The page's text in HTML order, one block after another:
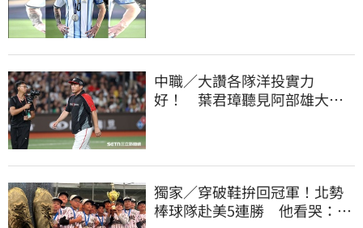
中職／大讚各隊洋投實力
好！ 葉君璋聽見阿部雄大被
獨家／穿破鞋拚回冠軍！北勢
棒球隊赴美5連勝 他看哭：台